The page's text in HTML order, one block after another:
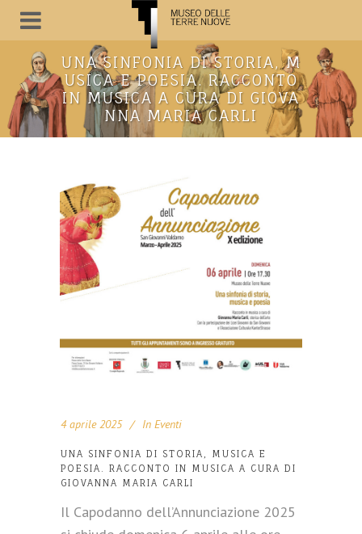
UNA SINFONIA DI STORIA, M
USICA E POESIA. RACCONTO
IN MUSICA A CURA DI GIOVA
NNA MARIA CARLI
4 aprile 2025 In Eventi
UNA SINFONIA DI STORIA, MUSICA E
POESIA. RACCONTO IN MUSICA A CURA DI
GIOVANNA MARIA CARLI
Il Capodanno dell’Annunciazione 2025